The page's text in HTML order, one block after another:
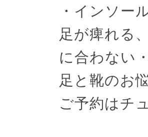
・インソー
足が痺れる
に合わない
足と靴のお
ご予約はチ